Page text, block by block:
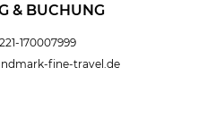
& BUCHUNG
170007999
fine-travel.de